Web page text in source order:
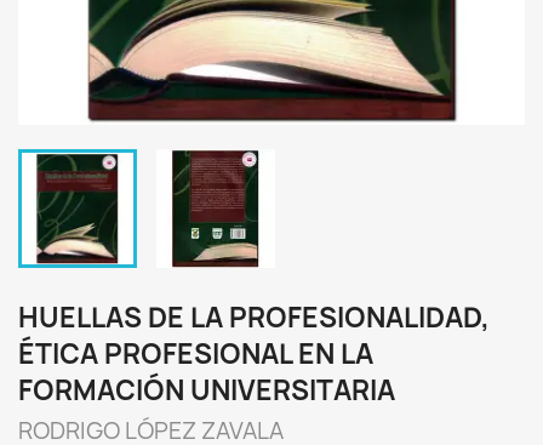
HUELLAS DE LA PROFESIONALIDAD,
ÉTICA PROFESIONAL EN LA
FORMACIÓN UNIVERSITARIA
RODRIGO LÓPEZ ZAVALA